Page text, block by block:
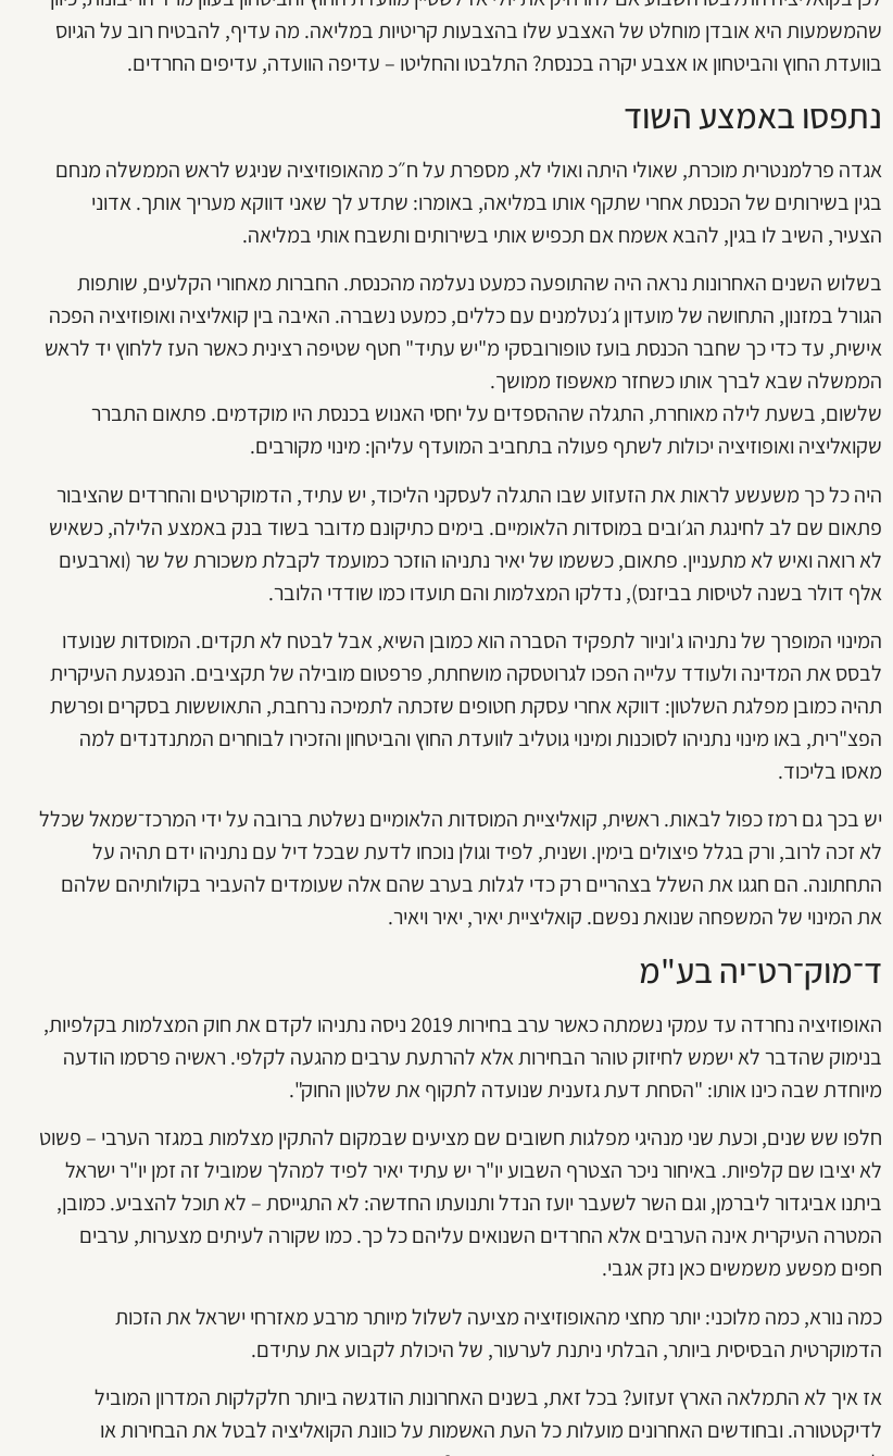
שהמשמעות היא אובדן מוחלט של האצבע שלו בהצבעות קריטיות במליאה. מה עדיף, להבטיח רוב על הגיוס
בוועדת החוץ והביטחון או אצבע יקרה בכנסת? התלבטו והחליטו – עדיפה הוועדה, עדיפים החרדים.
נתפסו באמצע השוד
אגדה פרלמנטרית מוכרת, שאולי היתה ואולי לא, מספרת על ח״כ מהאופוזיציה שניגש לראש הממשלה מנחם
בגין בשירותים של הכנסת אחרי שתקף אותו במליאה, באומרו: שתדע לך שאני דווקא מעריך אותך. אדוני
הצעיר, השיב לו בגין, להבא אשמח אם תכפיש אותי בשירותים ותשבח אותי במליאה.
בשלוש השנים האחרונות נראה היה שהתופעה כמעט נעלמה מהכנסת. החברות מאחורי הקלעים, שותפות
הגורל במזנון, התחושה של מועדון ג׳נטלמנים עם כללים, כמעט נשברה. האיבה בין קואליציה ואופוזיציה הפכה
אישית, עד כדי כך שחבר הכנסת בועז טופורובסקי מ"יש עתיד" חטף שטיפה רצינית כאשר העז ללחוץ יד לראש
הממשלה שבא לברך אותו כשחזר מאשפוז ממושך.
שלשום, בשעת לילה מאוחרת, התגלה שההספדים על יחסי האנוש בכנסת היו מוקדמים. פתאום התברר
שקואליציה ואופוזיציה יכולות לשתף פעולה בתחביב המועדף עליהן: מינוי מקורבים.
היה כל כך משעשע לראות את הזעזוע שבו התגלה לעסקני הליכוד, יש עתיד, הדמוקרטים והחרדים שהציבור
פתאום שם לב לחינגת הג׳ובים במוסדות הלאומיים. בימים כתיקונם מדובר בשוד בנק באמצע הלילה, כשאיש
לא רואה ואיש לא מתעניין. פתאום, כששמו של יאיר נתניהו הוזכר כמועמד לקבלת משכורת של שר (וארבעים
אלף דולר בשנה לטיסות בביזנס), נדלקו המצלמות והם תועדו כמו שודדי הלובר.
המינוי המופרך של נתניהו ג'וניור לתפקיד הסברה הוא כמובן השיא, אבל לבטח לא תקדים. המוסדות שנועדו
לבסס את המדינה ולעודד עלייה הפכו לגרוטסקה מושחתת, פרפטום מובילה של תקציבים. הנפגעת העיקרית
תהיה כמובן מפלגת השלטון: דווקא אחרי עסקת חטופים שזכתה לתמיכה נרחבת, התאוששות בסקרים ופרשת
הפצ"רית, באו מינוי נתניהו לסוכנות ומינוי גוטליב לוועדת החוץ והביטחון והזכירו לבוחרים המתנדנדים למה
מאסו בליכוד.
יש בכך גם רמז כפול לבאות. ראשית, קואליציית המוסדות הלאומיים נשלטת ברובה על ידי המרכז־שמאל שכלל
לא זכה לרוב, ורק בגלל פיצולים בימין. ושנית, לפיד וגולן נוכחו לדעת שבכל דיל עם נתניהו ידם תהיה על
התחתונה. הם חגגו את השלל בצהריים רק כדי לגלות בערב שהם אלה שעומדים להעביר בקולותיהם שלהם
את המינוי של המשפחה שנואת נפשם. קואליציית יאיר, יאיר ויאיר.
ד־מוק־רט־יה בע"מ
האופוזיציה נחרדה עד עמקי נשמתה כאשר ערב בחירות 2019 ניסה נתניהו לקדם את חוק המצלמות בקלפיות,
בנימוק שהדבר לא ישמש לחיזוק טוהר הבחירות אלא להרתעת ערבים מהגעה לקלפי. ראשיה פרסמו הודעה
מיוחדת שבה כינו אותו: "הסחת דעת גזענית שנועדה לתקוף את שלטון החוק".
חלפו שש שנים, וכעת שני מנהיגי מפלגות חשובים שם מציעים שבמקום להתקין מצלמות במגזר הערבי – פשוט
לא יציבו שם קלפיות. באיחור ניכר הצטרף השבוע יו"ר יש עתיד יאיר לפיד למהלך שמוביל זה זמן יו"ר ישראל
ביתנו אביגדור ליברמן, וגם השר לשעבר יועז הנדל ותנועתו החדשה: לא התגייסת – לא תוכל להצביע. כמובן,
המטרה העיקרית אינה הערבים אלא החרדים השנואים עליהם כל כך. כמו שקורה לעיתים מצערות, ערבים
חפים מפשע משמשים כאן נזק אגבי.
כמה נורא, כמה מלוכני: יותר מחצי מהאופוזיציה מציעה לשלול מיותר מרבע מאזרחי ישראל את הזכות
הדמוקרטית הבסיסית ביותר, הבלתי ניתנת לערעור, של היכולת לקבוע את עתידם.
אז איך לא התמלאה הארץ זעזוע? בכל זאת, בשנים האחרונות הודגשה ביותר חלקלקות המדרון המוביל
לדיקטטורה. ובחודשים האחרונים מועלות כל העת האשמות על כוונת הקואליציה לבטל את הבחירות או